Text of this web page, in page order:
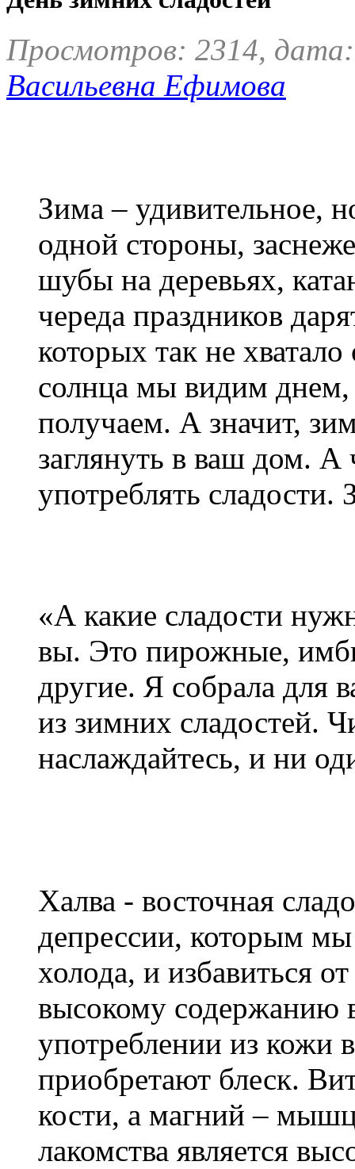
Просмотров: 2314,
Васильевна Ефимова
Зима – удивительное,
одной стороны,
шубы на деревьях,
череда праздников
которых так не
солнца мы видим
получаем. А значит,
заглянуть в ваш дом. А
употреблять сладости.
«А какие сладости
вы. Это пирожные,
другие. Я собрала для
из зимних сладостей.
наслаждайтесь, и ни
Халва - восточная
депрессии, которым
холода, и избавиться
высокому содержанию
употреблении из кожи
приобретают блеск.
кости, а магний –
лакомства является